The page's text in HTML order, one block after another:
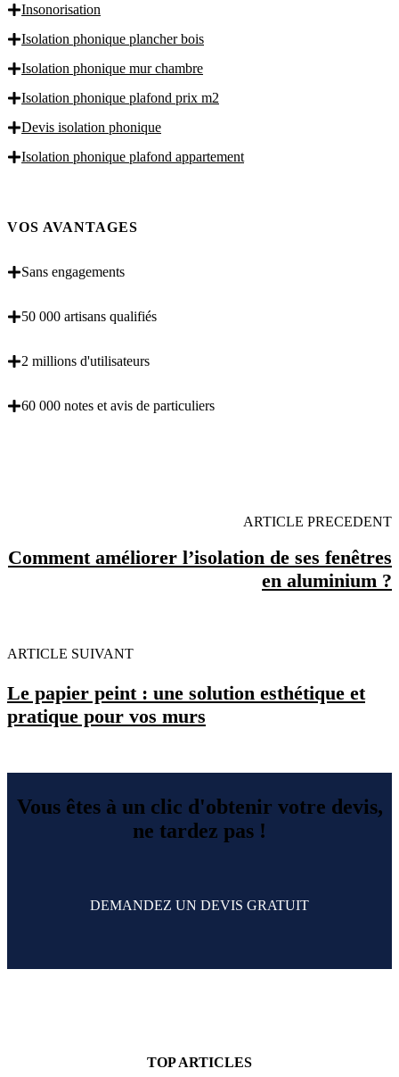
Insonorisation
Isolation phonique plancher bois
Isolation phonique mur chambre
Isolation phonique plafond prix m2
Devis isolation phonique
Isolation phonique plafond appartement
VOS AVANTAGES
Sans engagements
50 000 artisans qualifiés
2 millions d'utilisateurs
60 000 notes et avis de particuliers
ARTICLE PRECEDENT
Comment améliorer l’isolation de ses fenêtres
en aluminium ?
ARTICLE SUIVANT
Le papier peint : une solution esthétique et
pratique pour vos murs
Vous êtes à un clic d'obtenir votre devis,
ne tardez pas !
DEMANDEZ UN DEVIS GRATUIT
TOP ARTICLES